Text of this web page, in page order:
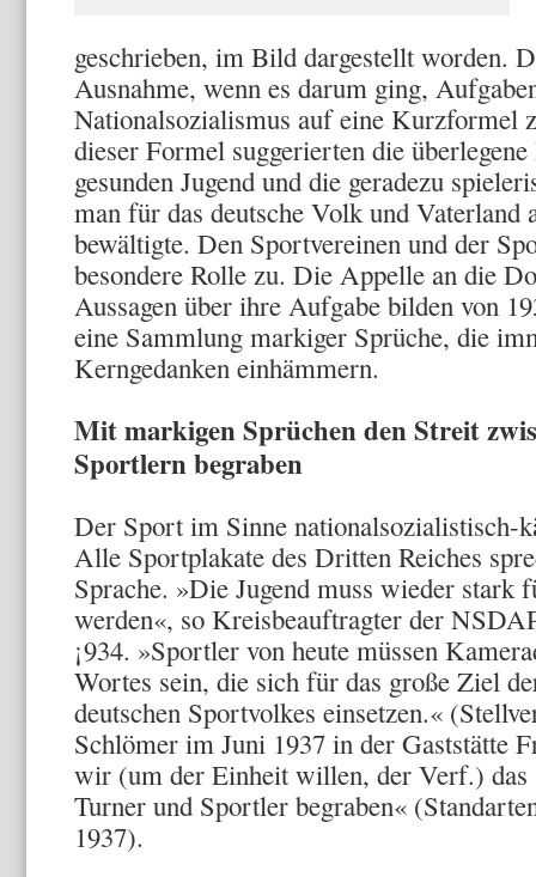
geschrieben, im Bild dargestellt worden.
Ausnahme, wenn es darum ging,
Nationalsozialismus auf eine Kurzformel
dieser Formel sugge­rierten die
gesunden Jugend und die geradezu
man für das deut­sche Volk und Vaterland
bewältigte. Den Sportvereinen und der
beson­dere Rolle zu. Die Appelle an die
Aussagen über ihre Aufgabe bil­den von
eine Sammlung markiger Sprüche, die
Kerngedanken einhäm­mern.
Mit markigen Sprüchen den Streit
Sportlern begraben
Der Sport im Sinne national­sozialistisch-
Alle Sportplakate des Dritten Reiches
Sprache. »Die Jugend muss wieder stark
werden«, so Kreisbeauf­tragter der
¡934. »Sportler von heute müssen
Wortes sein, die sich für das große Ziel
deutschen Sportvolkes einsetzen.«
Schlömer im Juni 1937 in der Gaststätte
wir (um der Einheit willen, der Verf.) das
Turner und Sportler begraben«
1937).